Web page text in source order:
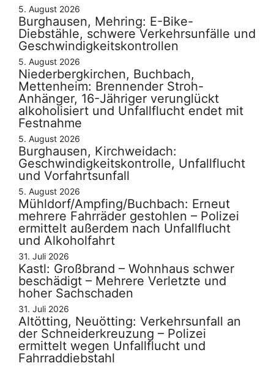
5. August 2026
Burghausen, Mehring: E-Bike-
Diebstähle, schwere Verkehrsunfälle und
Geschwindigkeitskontrollen
5. August 2026
Niederbergkirchen, Buchbach,
Mettenheim: Brennender Stroh-
Anhänger, 16-Jähriger verunglückt
alkoholisiert und Unfallflucht endet mit
Festnahme
5. August 2026
Burghausen, Kirchweidach:
Geschwindigkeitskontrolle, Unfallflucht
und Vorfahrtsunfall
5. August 2026
Mühldorf/Ampfing/Buchbach: Erneut
mehrere Fahrräder gestohlen – Polizei
ermittelt außerdem nach Unfallflucht
und Alkoholfahrt
31. Juli 2026
Kastl: Großbrand – Wohnhaus schwer
beschädigt – Mehrere Verletzte und
hoher Sachschaden
31. Juli 2026
Altötting, Neuötting: Verkehrsunfall an
der Schneiderkreuzung – Polizei
ermittelt wegen Unfallflucht und
Fahrraddiebstahl